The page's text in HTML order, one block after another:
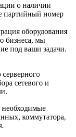
о наличии
партийный номер
оборудования
бизнеса, мы
под ваши задачи.
сетевого и
необходимые
коммутатора,